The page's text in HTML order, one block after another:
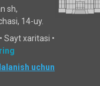
sh,
14-uy.
Sayt xaritasi •
uchun